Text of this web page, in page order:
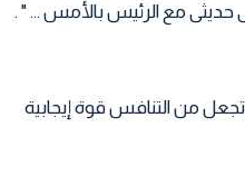
حديثى مع الرئيس بالأمس … " .
من التنافس قوة إيجابية